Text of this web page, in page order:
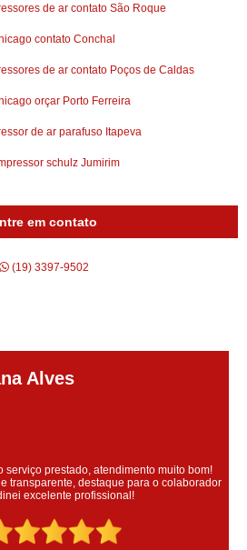
de ar contato São Roque
contato Conchal
de ar contato Poços de Caldas
orçar Porto Ferreira
de ar parafuso Itapeva
schulz Jumirim
em contato
(19) 3397-9502
Alves
prestado, atendimento muito bom!
destaque para o colaborador
excelente profissional!